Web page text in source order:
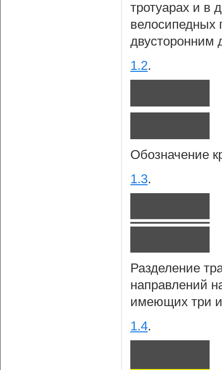
тротуарах и в
велосипедных
двусторонним
1.2.
Обозначение
1.3.
Разделение
направлений
имеющих три
1.4.